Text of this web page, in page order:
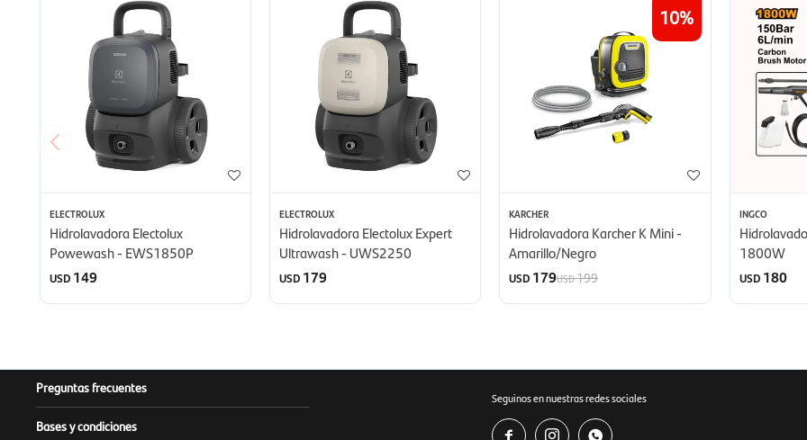
ELECTROLUX
Hidrolavadora Electolux
Powewash - EWS1850P
USD 149
ELECTROLUX
Hidrolavadora Electolux Expert
Ultrawash - UWS2250
USD 179
10
KARCHER
Hidrolavadora Karcher K Mini -
Amarillo/Negro
USD 179USD199
INGCO
1800W
USD 180
Preguntas frecuentes
Bases y condiciones
Seguinos en nuestras redes sociales
  